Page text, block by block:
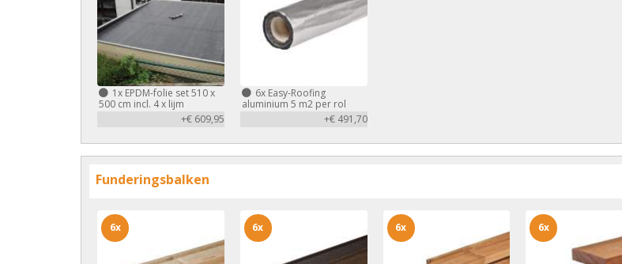
1x EPDM-folie set 510 x
500 cm incl. 4 x lijm
+€ 609,95
6xEasy-Roofing
aluminium 5 m2 per rol
+€ 491,70
Funderingsbalken
6x 6x 6x 6x